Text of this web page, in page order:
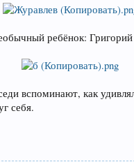
ребёнок: Григорий
вспоминают, как
себя.